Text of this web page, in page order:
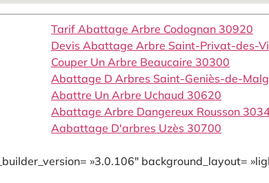
Tarif Abattage Arbre Codognan 30920
Devis Abattage Arbre Saint-Privat-des-
Couper Un Arbre Beaucaire 30300
Abattage D Arbres Saint-Geniès-de-
Abattre Un Arbre Uchaud 30620
Abattage Arbre Dangereux Rousson
Aabattage D'arbres Uzès 30700
»3.0.106″ background_layout=